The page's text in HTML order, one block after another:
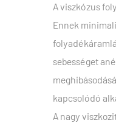
A viszkózus
Ennek
sebességet
kapcsolódó
A nagy